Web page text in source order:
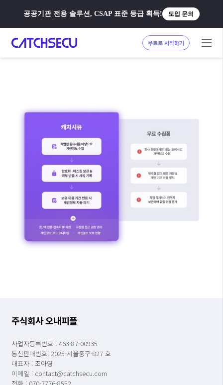
공공기관 전용 솔루션, CSAP 표준 등급 획득! 도입 문의
무료로 시작하기
주식회사 오내피플
사업자등록번호 : 463-87-00935
통신판매번호: 2025-서울중구-827 호
대표자 : 조아영
이메일 : contact@catchsecu.com
전화 : 070-7776-8552